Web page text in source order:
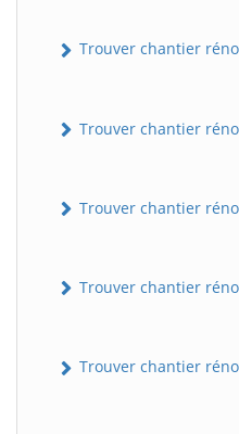
Trouver chantier
Trouver chantier
Trouver chantier
Trouver chantier
Trouver chantier